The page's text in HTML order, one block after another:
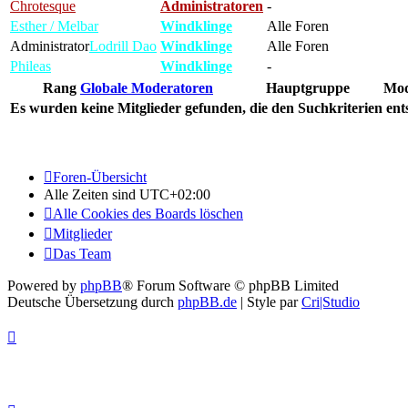
Chrotesque
Administratoren -
Esther / Melbar
Windklinge
Alle Foren
AdministratorLodrill Dao Windklinge
Alle Foren
Phileas
Windklinge
-
Rang Globale Moderatoren Hauptgruppe
Es wurden keine Mitglieder gefunden, die den Suchkriterien
Foren-Übersicht
Alle Zeiten sind UTC+02:00
Alle Cookies des Boards löschen
Mitglieder
Das Team
Powered by phpBB® Forum Software © phpBB Limited
Deutsche Übersetzung durch phpBB.de | Style parCri|Studio